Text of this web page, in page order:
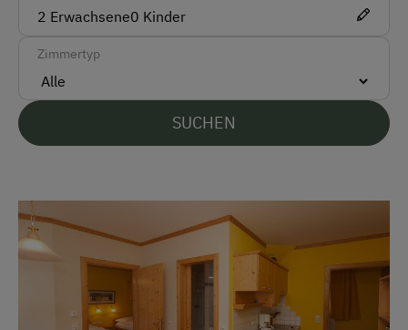
Deutsch
Kostenlose Parkplätze
Bauernstube
Pirschgang
Traktorfahrten
2 Erwachsene0 Kinder
Zimmertyp
SUCHEN